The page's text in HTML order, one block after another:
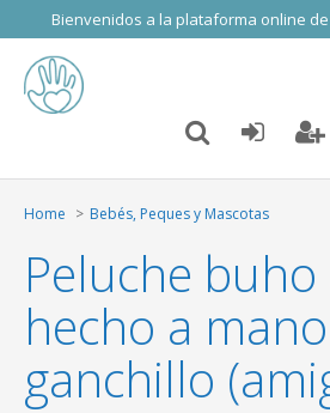
Bienvenidos a la plataforma online
Home Bebés, Peques y Mascotas
Peluche buho
hecho a
ganchillo